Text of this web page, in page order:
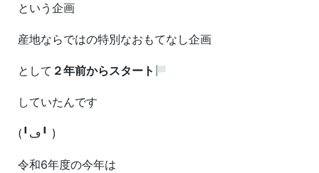
という企画
産地ならではの特別なおもてなし企画
として ２年前からスタート
していたんです
(╹ڡ╹ )
令和6年度の今年は